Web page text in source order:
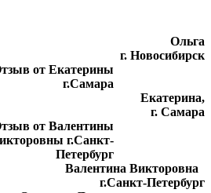
Ольга
г. Новосибирск
Екатерина,
г. Самара
Валентина Викторовна
г.Санкт-Петербург